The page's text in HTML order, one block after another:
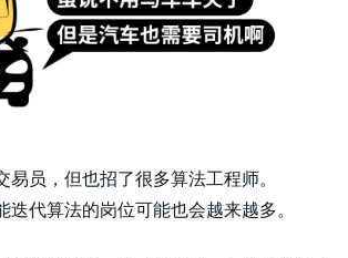
易员，但也招了很多算法工程师。
迭代算法的岗位可能也会越来越多。